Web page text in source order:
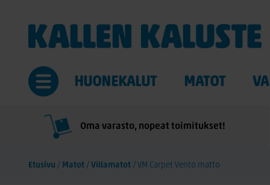
HUONEKALUT MATOT
Oma varasto, nopeat toimitukset!
Etusivu / Matot / Villamatot / VM Carpet Vento matto